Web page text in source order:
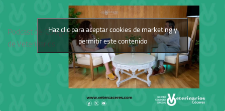
Podcast del Colegio
de Veterinarios
Haz clic para aceptar cookies de marketing y
permitir este contenido